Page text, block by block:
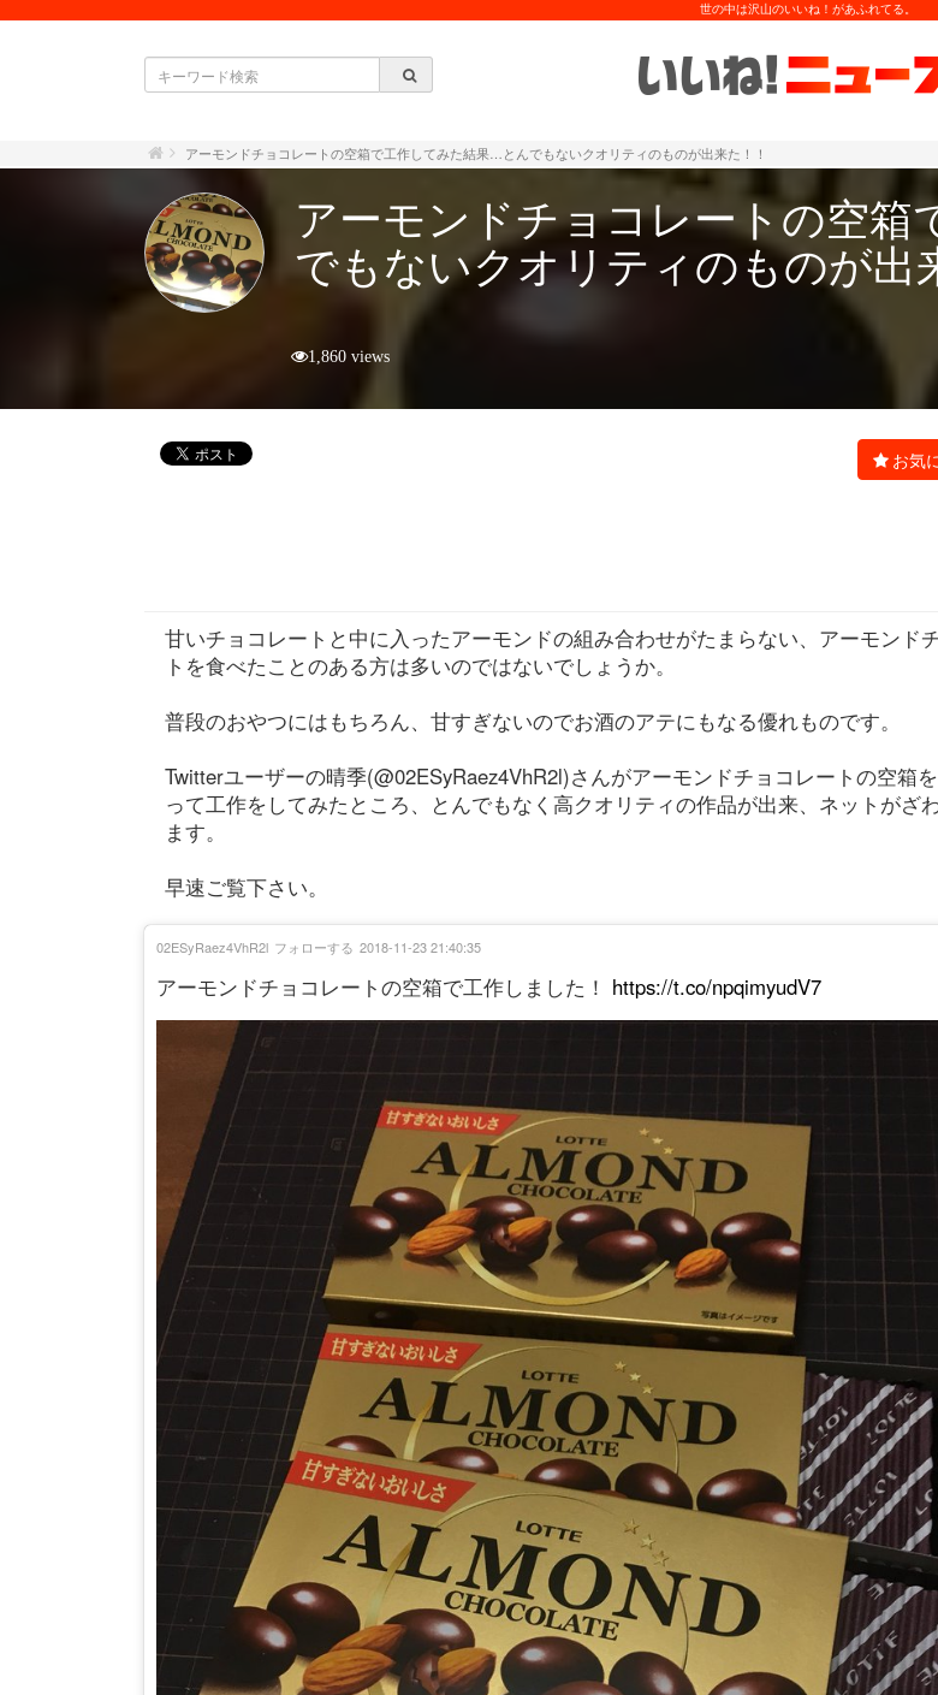
世の中は沢山のいいね！があふれてる。
アーモンドチョコレートの空箱で工作してみた結果…とんでもないクオリティのものが出来た！！
アーモンドチョコレートの空
でもないクオリティのものが出
1,860 views
お気
甘いチョコレートと中に入ったアーモンドの組み合わせがたまらない、アーモンド
トを食べたことのある方は多いのではないでしょうか。
普段のおやつにはもちろん、甘すぎないのでお酒のアテにもなる優れものです。
Twitterユーザーの晴季(@02ESyRaez4VhR2l)さんがアーモンドチョコレートの空箱
って工作をしてみたところ、とんでもなく高クオリティの作品が出来、ネットがざ
ます。
早速ご覧下さい。
アーモンドチョコレートの空箱で工作しました！ https://t.co/npqimyudV7
02ESyRaez4VhR2l フォローする 2018-11-23 21:40:35